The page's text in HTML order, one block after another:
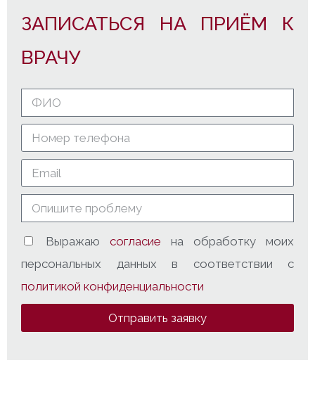
ЗАПИСАТЬСЯ НА ПРИЁМ К
ВРАЧУ
Выражаю согласие на обработку моих
персональных данных в соответствии с
политикой конфиденциальности
Отправить заявку